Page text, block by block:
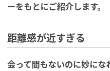
ーをもとにご紹介します。
距離感が近すぎる
会って間もないのに妙に